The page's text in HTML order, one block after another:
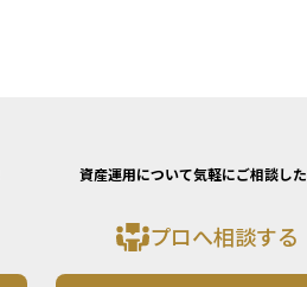
資産運用について気軽にご相談し
プロへ相談する